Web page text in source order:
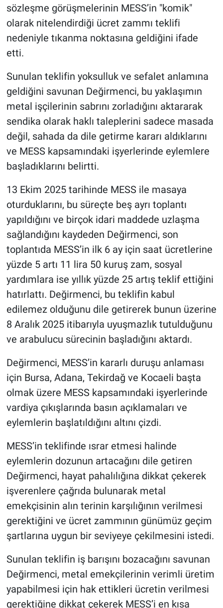
sözleşme görüşmelerinin MESS’in "komik"
olarak nitelendirdiği ücret zammı teklifi
nedeniyle tıkanma noktasına geldiğini ifade
etti.
Sunulan teklifin yoksulluk ve sefalet anlamına
geldiğini savunan Değirmenci, bu yaklaşımın
metal işçilerinin sabrını zorladığını aktararak
sendika olarak haklı taleplerini sadece masada
değil, sahada da dile getirme kararı aldıklarını
ve MESS kapsamındaki işyerlerinde eylemlere
başladıklarını belirtti.
13 Ekim 2025 tarihinde MESS ile masaya
oturduklarını, bu süreçte beş ayrı toplantı
yapıldığını ve birçok idari maddede uzlaşma
sağlandığını kaydeden Değirmenci, son
toplantıda MESS’in ilk 6 ay için saat ücretlerine
yüzde 5 artı 11 lira 50 kuruş zam, sosyal
yardımlara ise yıllık yüzde 25 artış teklif ettiğini
hatırlattı. Değirmenci, bu teklifin kabul
edilemez olduğunu dile getirerek bunun üzerine
8 Aralık 2025 itibarıyla uyuşmazlık tutulduğunu
ve arabulucu sürecinin başladığını aktardı.
Değirmenci, MESS’in kararlı duruşu anlaması
için Bursa, Adana, Tekirdağ ve Kocaeli başta
olmak üzere MESS kapsamındaki işyerlerinde
vardiya çıkışlarında basın açıklamaları ve
eylemlerin başlatıldığını altını çizdi.
MESS’in teklifinde ısrar etmesi halinde
eylemlerin dozunun artacağını dile getiren
Değirmenci, hayat pahalılığına dikkat çekerek
işverenlere çağrıda bulunarak metal
emekçisinin alın terinin karşılığının verilmesi
gerektiğini ve ücret zammının günümüz geçim
şartlarına uygun bir seviyeye çekilmesini istedi.
Sunulan teklifin iş barışını bozacağını savunan
Değirmenci, metal emekçilerinin verimli üretim
yapabilmesi için hak ettikleri ücretin verilmesi
gerektiğine dikkat çekerek MESS’i en kısa